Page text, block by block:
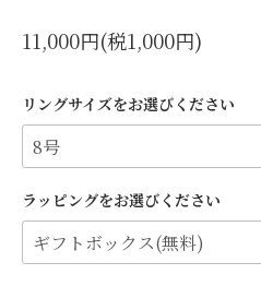
11,000円(税1,000円)
リングサイズをお選びください
ラッピングをお選びください